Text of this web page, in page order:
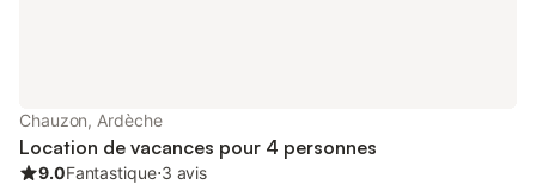
Chauzon, Ardèche
Location de vacances pour 4 personnes
9.0Fantastique⋅3 avis